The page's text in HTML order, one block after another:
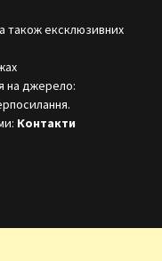
також ексклюзивних
на джерело:
Контакти